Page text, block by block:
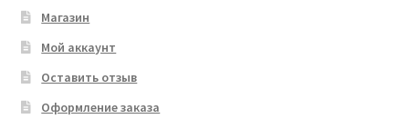
Магазин
Мой аккаунт
Оставить отзыв
Оформление заказа